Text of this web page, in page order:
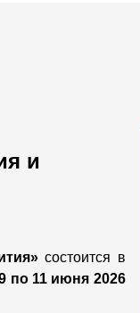
и
состоится в
по 11 июня 2026